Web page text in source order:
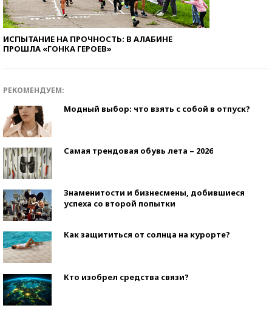
ИСПЫТАНИЕ НА ПРОЧНОСТЬ: В АЛАБИНЕ
ПРОШЛА «ГОНКА ГЕРОЕВ»
РЕКОМЕНДУЕМ:
Модный выбор: что взять с собой в отпуск?
Самая трендовая обувь лета – 2026
Знаменитости и бизнесмены, добившиеся
успеха со второй попытки
Как защититься от солнца на курорте?
Кто изобрел средства связи?